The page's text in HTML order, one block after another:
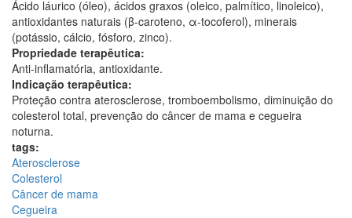
Ácido láurico (óleo), ácidos graxos (oleico, palmítico, linoleico),
antioxidantes naturais (β-caroteno, α-tocoferol), minerais
(potássio, cálcio, fósforo, zinco).
Propriedade terapêutica:
Anti-inflamatória, antioxidante.
Indicação terapêutica:
Proteção contra aterosclerose, tromboembolismo, diminuição do
colesterol total, prevenção do câncer de mama e cegueira
noturna.
tags:
Aterosclerose
Colesterol
Câncer de mama
Cegueira